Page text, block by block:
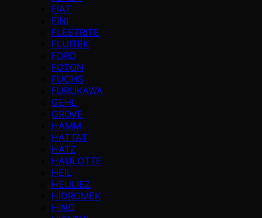
FIAT
FINI
FLEETRITE
FLUITEK
FORD
FOTON
FUCHS
FURUKAWA
GEHL
GROVE
HAMM
HATTAT
HATZ
HAULOTTE
HEIL
HEULIEZ
HİDROMEK
HINO